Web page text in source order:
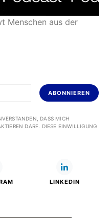
Menschen aus der
ABONNIEREN
DASS MICH
DARF. DIESE EINWILLIGUNG
LINKEDIN